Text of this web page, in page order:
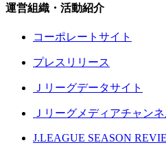
運営組織・活動紹介
コーポレートサイト
プレスリリース
Ｊリーグデータサイト
Ｊリーグメディアチャン
J.LEAGUE SEASON